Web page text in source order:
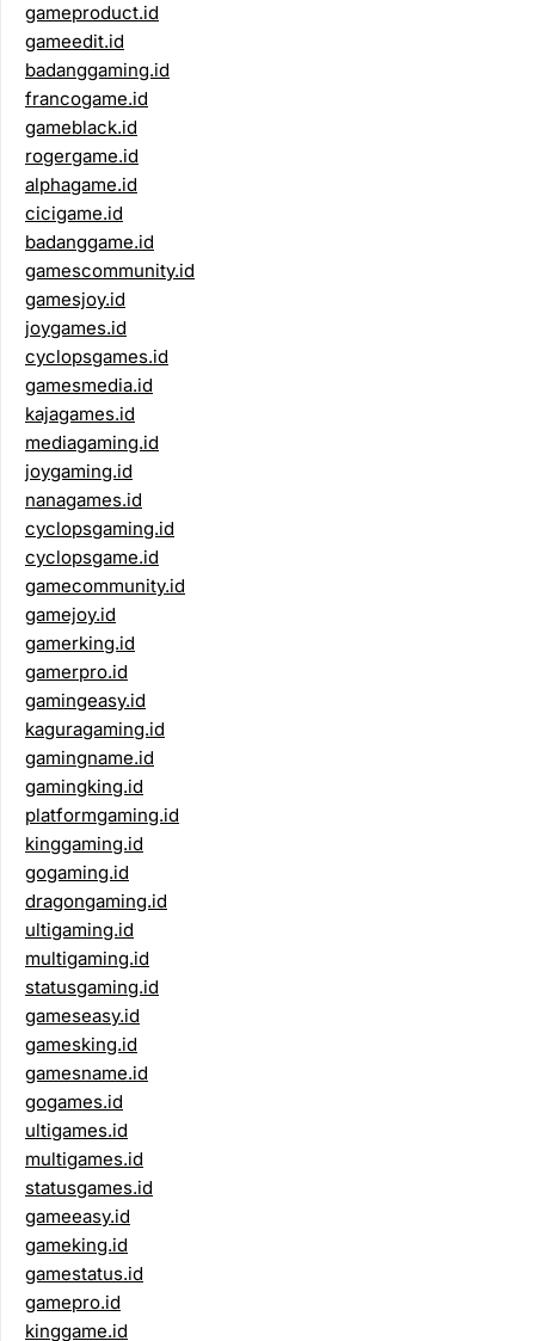
gameproduct.id
gameedit.id
badanggaming.id
francogame.id
gameblack.id
rogergame.id
alphagame.id
cicigame.id
badanggame.id
gamescommunity.id
gamesjoy.id
joygames.id
cyclopsgames.id
gamesmedia.id
kajagames.id
mediagaming.id
joygaming.id
nanagames.id
cyclopsgaming.id
cyclopsgame.id
gamecommunity.id
gamejoy.id
gamerking.id
gamerpro.id
gamingeasy.id
kaguragaming.id
gamingname.id
gamingking.id
platformgaming.id
kinggaming.id
gogaming.id
dragongaming.id
ultigaming.id
multigaming.id
statusgaming.id
gameseasy.id
gamesking.id
gamesname.id
gogames.id
ultigames.id
multigames.id
statusgames.id
gameeasy.id
gameking.id
gamestatus.id
gamepro.id
kinggame.id